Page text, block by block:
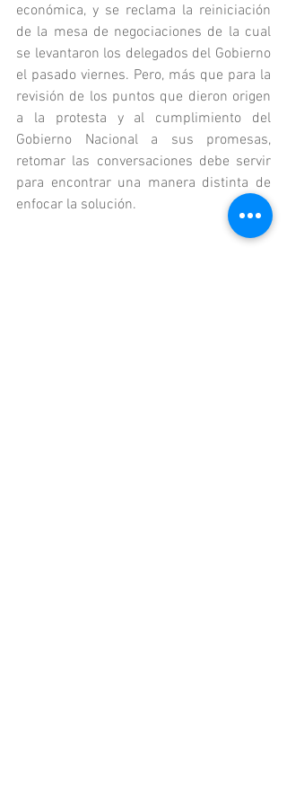
económica, y se reclama la reiniciación
de la mesa de negociaciones de la cual
se levantaron los delegados del Gobierno
el pasado viernes. Pero, más que para la
revisión de los puntos que dieron origen
a la protesta y al cumplimiento del
Gobierno Nacional a sus promesas,
retomar las conversaciones debe servir
para encontrar una manera distinta de
enfocar la solución.